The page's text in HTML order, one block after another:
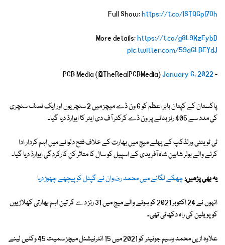
Full Show:https://t.co/lSTQGpI7Oh
More details:https://t.co/g8L9XzEybD
pic.twitter.com/59aGLBEYdJ
- PCB Media (@TheRealPCBMedia)
January 6, 2022
پاکستان کے کپتان بابر اعظم کو 6 ون ڈے میچز میں 2 سنچریوں اور ایک نصف سنچری
کی مدد سے 405 رنز بنانے پر ون ڈے کرکٹر آف دی ایئر کا ایوارڈ دیا گیا۔
ٹی ٹوینٹی ورلڈکپ کے پہلے میچ میں بھارت کے خلاف فتح دلوانے میں اہم کردار ادا
کرنے والے بولر شاہین شاہ آفریدی کے اسپیل کو سال کا متاثر کن کارکردگی ایوارڈ دیا گیا۔
یہ بھی پڑھیں:چھکے لگانے میں محمد رضوان نے گپٹل کو پیچھے چھوڑ دیا
انہوں نے 24 اکتوبر 2021 کو ہونے والے میچ میں 31 رنز دے کر تین اہم بھارتی کھلاڑیوں
کو پویلین کی راہ دکھائی تھی۔
علاوہ ازیں محمد وسیم جونیئر کو 2021 میں 15 انٹرنیشنل میچز سمیت 45 وکٹیں لینے